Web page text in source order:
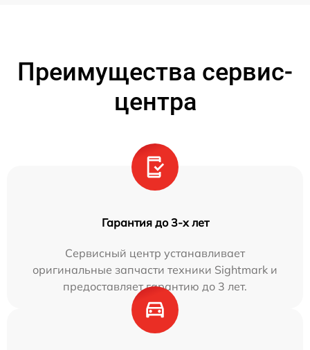
Преимущества сервис-
центра
Гарантия до 3-х лет
Сервисный центр устанавливает
оригинальные запчасти техники Sightmark и
предоставляет гарантию до 3 лет.